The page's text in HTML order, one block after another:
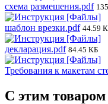
схема размешения.pdf
шаблон врезки.pdf 44.59
декларация.pdf 84.45 КБ
Требования к макетам
С этим